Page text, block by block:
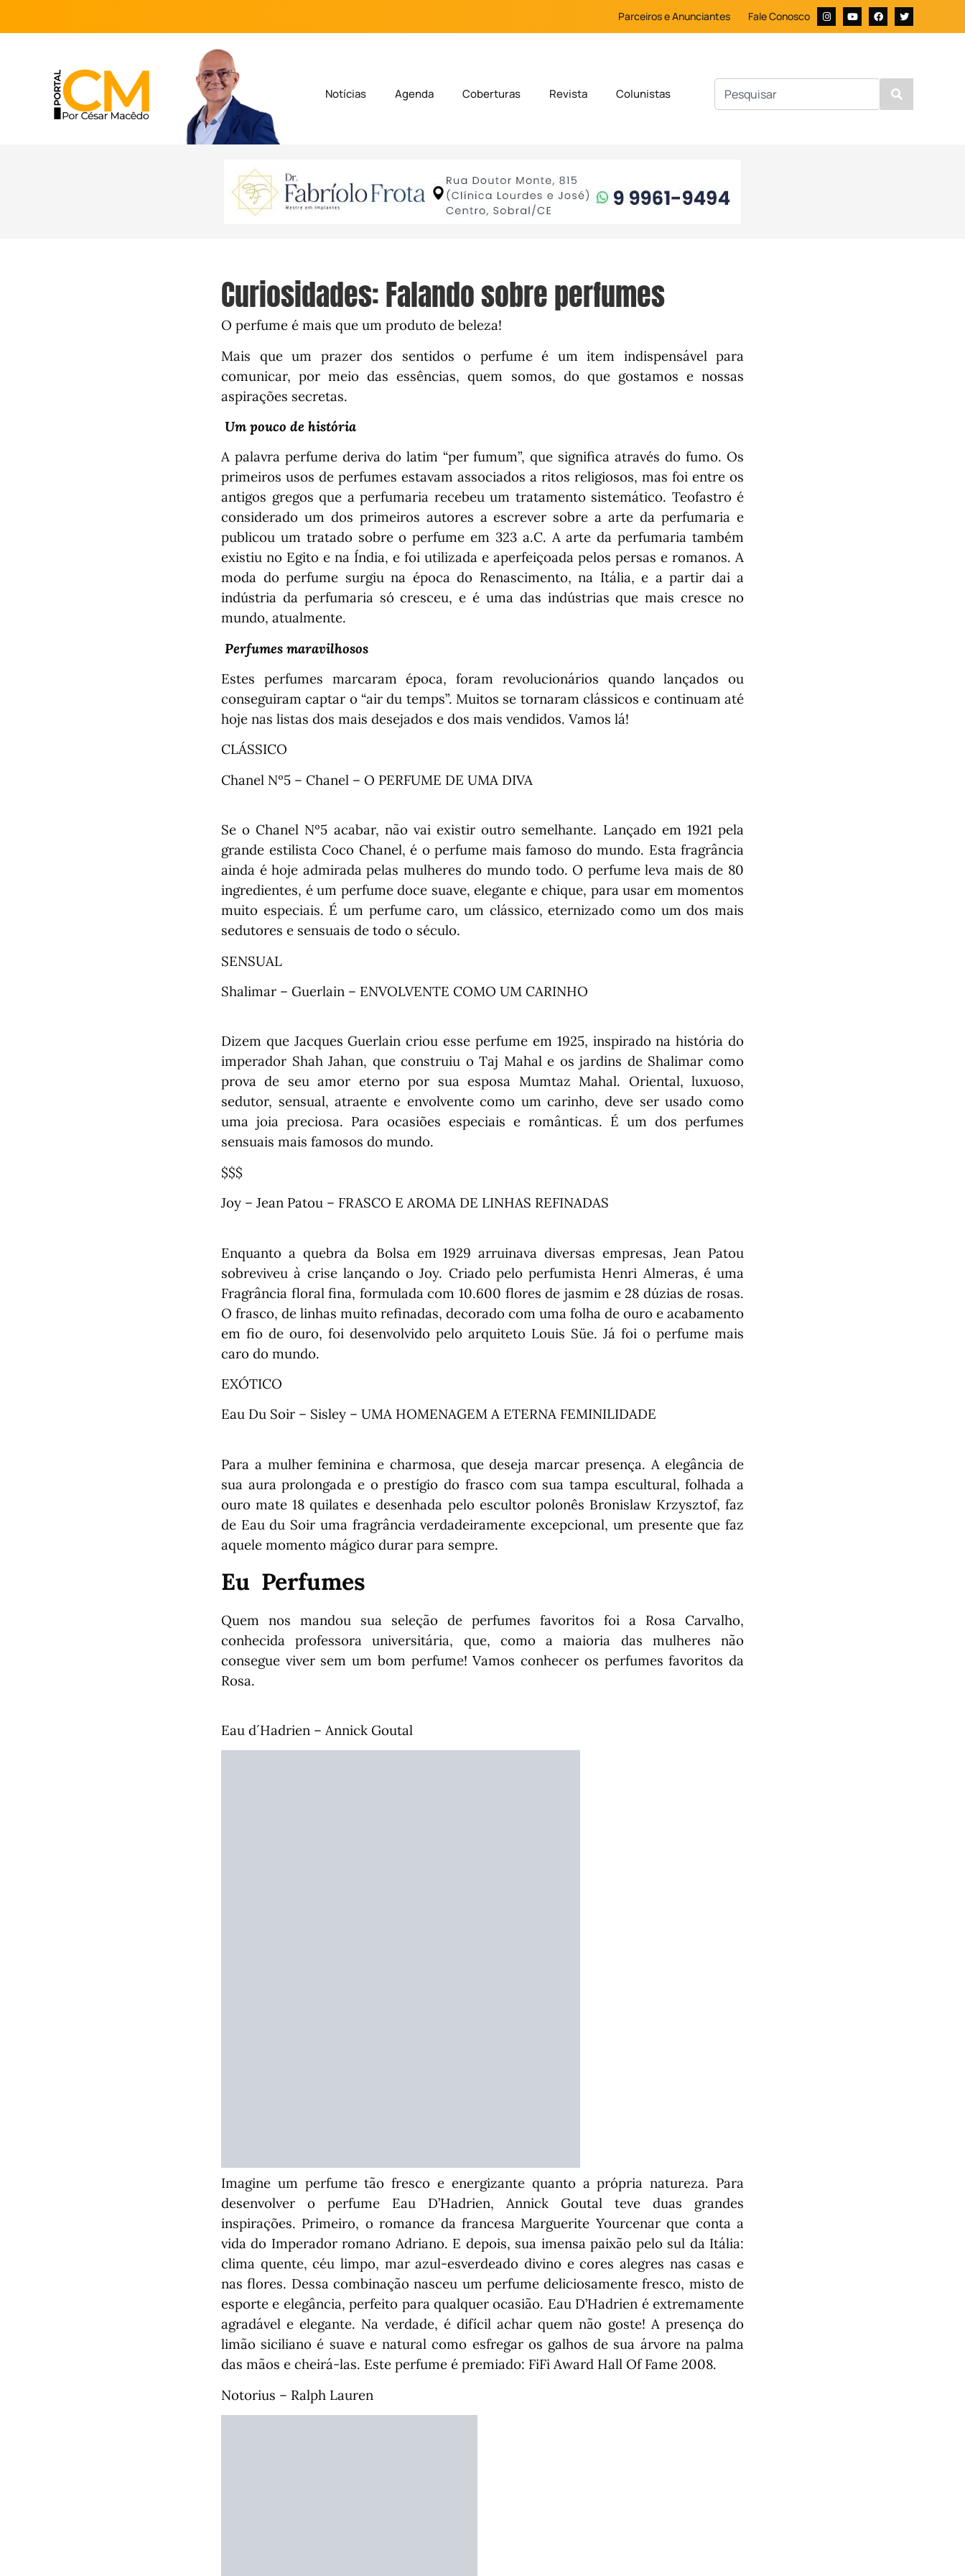
Parceiros e Anunciantes Fale Conosco
Notícias Agenda Coberturas Revista Colunistas
Curiosidades: Falando sobre perfumes
O perfume é mais que um produto de beleza!
Mais que um prazer dos sentidos o perfume é um item indispensável para
comunicar, por meio das essências, quem somos, do que gostamos e nossas
aspirações secretas.
Um pouco de história
A palavra perfume deriva do latim “per fumum”, que significa através do fumo. Os
primeiros usos de perfumes estavam associados a ritos religiosos, mas foi entre os
antigos gregos que a perfumaria recebeu um tratamento sistemático. Teofastro é
considerado um dos primeiros autores a escrever sobre a arte da perfumaria e
publicou um tratado sobre o perfume em 323 a.C. A arte da perfumaria também
existiu no Egito e na Índia, e foi utilizada e aperfeiçoada pelos persas e romanos. A
moda do perfume surgiu na época do Renascimento, na Itália, e a partir dai a
indústria da perfumaria só cresceu, e é uma das indústrias que mais cresce no
mundo, atualmente.
Perfumes maravilhosos
Estes perfumes marcaram época, foram revolucionários quando lançados ou
conseguiram captar o “air du temps”. Muitos se tornaram clássicos e continuam até
hoje nas listas dos mais desejados e dos mais vendidos. Vamos lá!
CLÁSSICO
Chanel Nº5 – Chanel – O PERFUME DE UMA DIVA
Se o Chanel Nº5 acabar, não vai existir outro semelhante. Lançado em 1921 pela
grande estilista Coco Chanel, é o perfume mais famoso do mundo. Esta fragrância
ainda é hoje admirada pelas mulheres do mundo todo. O perfume leva mais de 80
ingredientes, é um perfume doce suave, elegante e chique, para usar em momentos
muito especiais. É um perfume caro, um clássico, eternizado como um dos mais
sedutores e sensuais de todo o século.
SENSUAL
Shalimar – Guerlain – ENVOLVENTE COMO UM CARINHO
Dizem que Jacques Guerlain criou esse perfume em 1925, inspirado na história do
imperador Shah Jahan, que construiu o Taj Mahal e os jardins de Shalimar como
prova de seu amor eterno por sua esposa Mumtaz Mahal. Oriental, luxuoso,
sedutor, sensual, atraente e envolvente como um carinho, deve ser usado como
uma joia preciosa. Para ocasiões especiais e românticas. É um dos perfumes
sensuais mais famosos do mundo.
$$$
Joy – Jean Patou – FRASCO E AROMA DE LINHAS REFINADAS
Enquanto a quebra da Bolsa em 1929 arruinava diversas empresas, Jean Patou
sobreviveu à crise lançando o Joy. Criado pelo perfumista Henri Almeras, é uma
Fragrância floral fina, formulada com 10.600 flores de jasmim e 28 dúzias de rosas.
O frasco, de linhas muito refinadas, decorado com uma folha de ouro e acabamento
em fio de ouro, foi desenvolvido pelo arquiteto Louis Süe. Já foi o perfume mais
caro do mundo.
EXÓTICO
Eau Du Soir – Sisley – UMA HOMENAGEM A ETERNA FEMINILIDADE
Para a mulher feminina e charmosa, que deseja marcar presença. A elegância de
sua aura prolongada e o prestígio do frasco com sua tampa escultural, folhada a
ouro mate 18 quilates e desenhada pelo escultor polonês Bronislaw Krzysztof, faz
de Eau du Soir uma fragrância verdadeiramente excepcional, um presente que faz
aquele momento mágico durar para sempre.
Eu Perfumes
Quem nos mandou sua seleção de perfumes favoritos foi a Rosa Carvalho,
conhecida professora universitária, que, como a maioria das mulheres não
consegue viver sem um bom perfume! Vamos conhecer os perfumes favoritos da
Rosa.
Eau d´Hadrien – Annick Goutal
Imagine um perfume tão fresco e energizante quanto a própria natureza. Para
desenvolver o perfume Eau D’Hadrien, Annick Goutal teve duas grandes
inspirações. Primeiro, o romance da francesa Marguerite Yourcenar que conta a
vida do Imperador romano Adriano. E depois, sua imensa paixão pelo sul da Itália:
clima quente, céu limpo, mar azul-esverdeado divino e cores alegres nas casas e
nas flores. Dessa combinação nasceu um perfume deliciosamente fresco, misto de
esporte e elegância, perfeito para qualquer ocasião. Eau D’Hadrien é extremamente
agradável e elegante. Na verdade, é difícil achar quem não goste! A presença do
limão siciliano é suave e natural como esfregar os galhos de sua árvore na palma
das mãos e cheirá-las. Este perfume é premiado: FiFi Award Hall Of Fame 2008.
Notorius – Ralph Lauren